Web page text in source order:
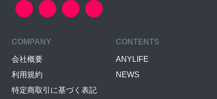
COMPANY
会社概要
利用規約
特定商取引に基づく表記
CONTENTS
ANYLIFE
NEWS